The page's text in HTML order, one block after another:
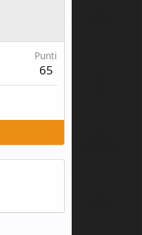
Punti
65